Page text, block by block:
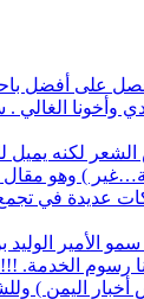
وأفضل مشروع على
وأخونا
لكنه يميل
) وهو مقال
عديدة في
الأمير
رسوم الخدمة.
أخبار اليمن )